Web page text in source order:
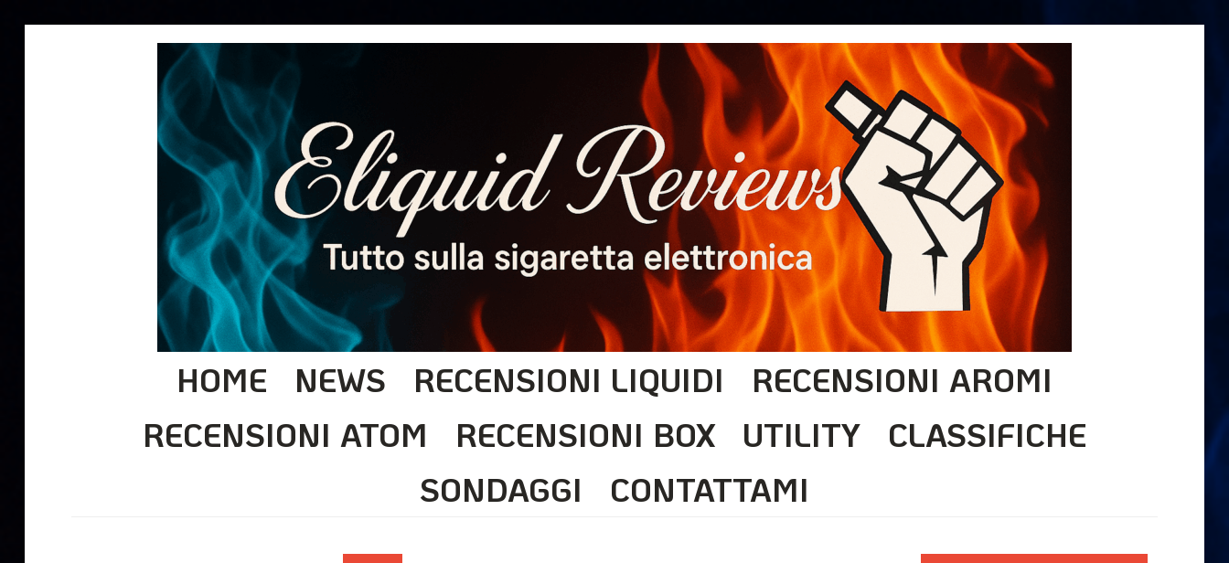
HOME NEWS RECENSIONI LIQUIDI
RECENSIONI AROMI
RECENSIONI ATOM
RECENSIONI BOX UTILITY
CLASSIFICHE
SONDAGGI
CONTATTAMI